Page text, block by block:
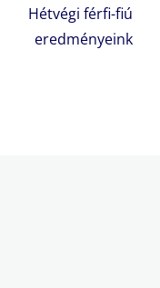
Hétvégi férfi-fiú
eredményeink